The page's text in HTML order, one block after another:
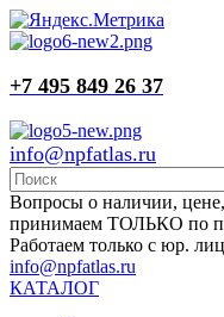
+7 495 849 26 37
info@npfatlas.ru
Вопросы о наличии,
принимаем ТОЛЬКО по
Работаем только с юр.
info@npfatlas.ru
КАТАЛОГ